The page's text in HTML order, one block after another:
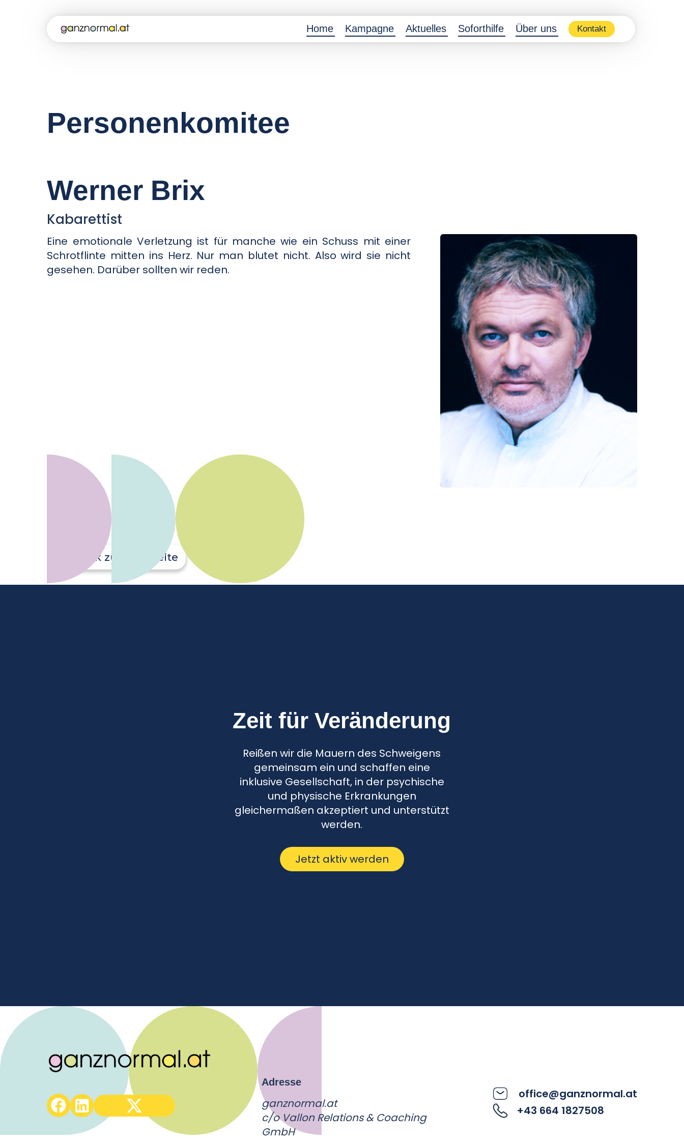
Home Kampagne Aktuelles Soforthilfe Über uns Kontakt
Personenkomitee
Werner Brix
Kabarettist
Eine emotionale Verletzung ist für manche wie ein Schuss mit einer
Schrotflinte mitten ins Herz. Nur man blutet nicht. Also wird sie nicht
gesehen. Darüber sollten wir reden.
Zurück zur Startseite
Zeit für Veränderung
Reißen wir die Mauern des Schweigens
gemeinsam ein und schaffen eine
inklusive Gesellschaft, in der psychische
und physische Erkrankungen
gleichermaßen akzeptiert und unterstützt
werden.
Jetzt aktiv werden
Adresse
ganznormal.at
c/o Vallon Relations & Coaching
GmbH
office@ganznormal.at
+43 664 1827508